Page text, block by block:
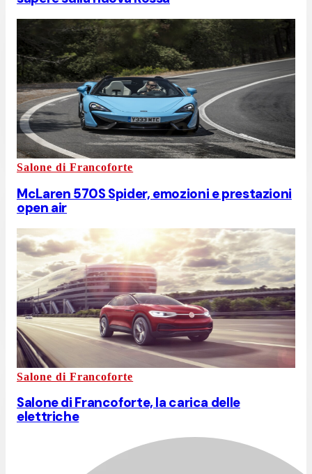
Salone di Francoforte
McLaren 570S Spider, emozioni e prestazioni
open air
Salone di Francoforte
Salone di Francoforte, la carica delle
elettriche